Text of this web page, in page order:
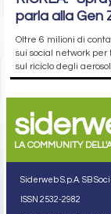
parla alla Gen
Oltre 6 milioni di
sui social network per
sul riciclo degli aerosol
LA COMMUNITY
Siderweb S.p.A. SB
ISSN 2532-2982